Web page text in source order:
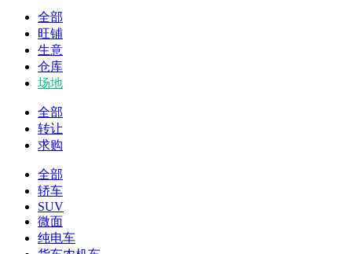
全部
旺铺
生意
仓库
场地
全部
转让
求购
全部
轿车
SUV
微面
纯电车